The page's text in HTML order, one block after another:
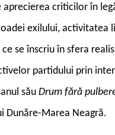
aprecierea criticilor în
exilului, activitatea
se înscriu în sfera
partidului prin
său Drum fără
Dunăre-Marea Neagră.